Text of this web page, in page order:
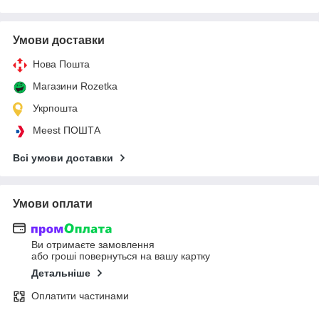
Умови доставки
Нова Пошта
Магазини Rozetka
Укрпошта
Meest ПОШТА
Всі умови доставки
Умови оплати
Ви отримаєте замовлення
або гроші повернуться на вашу картку
Детальніше
Оплатити частинами